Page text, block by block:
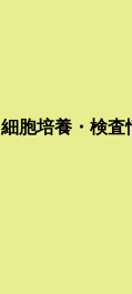
細胞培養・検査